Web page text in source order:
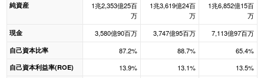
純資産
1兆2,353億25百
万
1兆3,619億24百
万
1兆6,852億15百
万
現金 3,580億90百万 3,747億95百万 7,113億97百万
自己資本比率 87.2% 88.7% 65.4%
自己資本利益率(ROE) 13.9% 13.1% 13.5%